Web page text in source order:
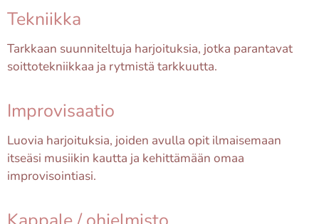
Tekniikka
Tarkkaan suunniteltuja harjoituksia, jotka parantavat
soittotekniikkaa ja rytmistä tarkkuutta.
Improvisaatio
Luovia harjoituksia, joiden avulla opit ilmaisemaan
itseäsi musiikin kautta ja kehittämään omaa
improvisointiasi.